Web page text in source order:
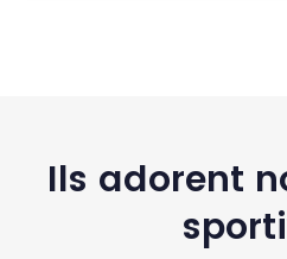
Ils adorent